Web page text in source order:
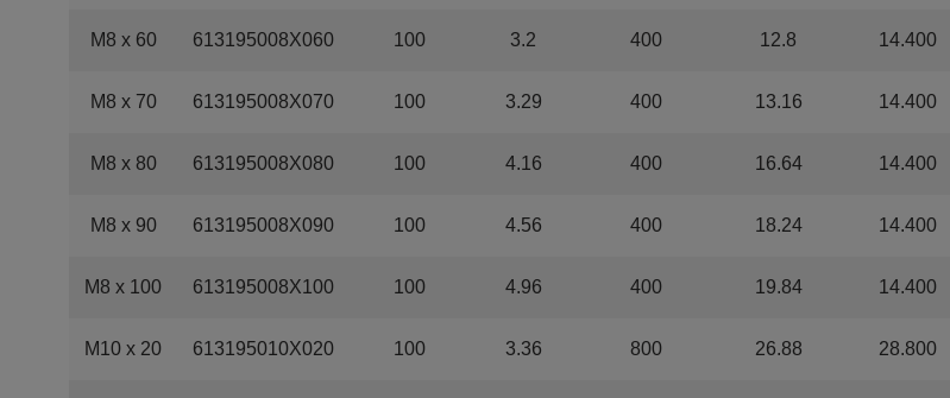
M8 x 60 613195008X060 100 3.2 400 12.8 14.400
M8 x 70 613195008X070 100 3.29 400 13.16 14.400
M8 x 80 613195008X080 100 4.16 400 16.64 14.400
M8 x 90 613195008X090 100 4.56 400 18.24 14.400
M8 x 100 613195008X100 100 4.96 400 19.84 14.400
M10 x 20 613195010X020 100 3.36 800 26.88 28.800